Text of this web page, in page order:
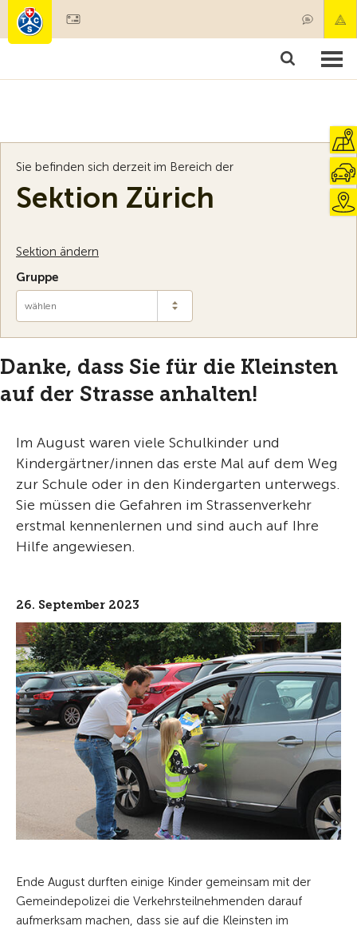
Mitgliedschaft & Leistungen
Sie befinden sich derzeit im Bereich der
Sektion Zürich
Sektion ändern
Gruppe
wählen
Danke, dass Sie für die Kleinsten
auf der Strasse anhalten!
Im August waren viele Schulkinder und
Kindergärtner/innen das erste Mal auf dem Weg
zur Schule oder in den Kindergarten unterwegs.
Sie müssen die Gefahren im Strassenverkehr
erstmal kennenlernen und sind auch auf Ihre
Hilfe angewiesen.
26. September 2023
Ende August durften einige Kinder gemeinsam mit der
Gemeindepolizei die Verkehrsteilnehmenden darauf
aufmerksam machen, dass sie auf die Kleinsten im